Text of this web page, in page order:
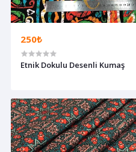
250₺
Etnik Dokulu Desenli Kumaş